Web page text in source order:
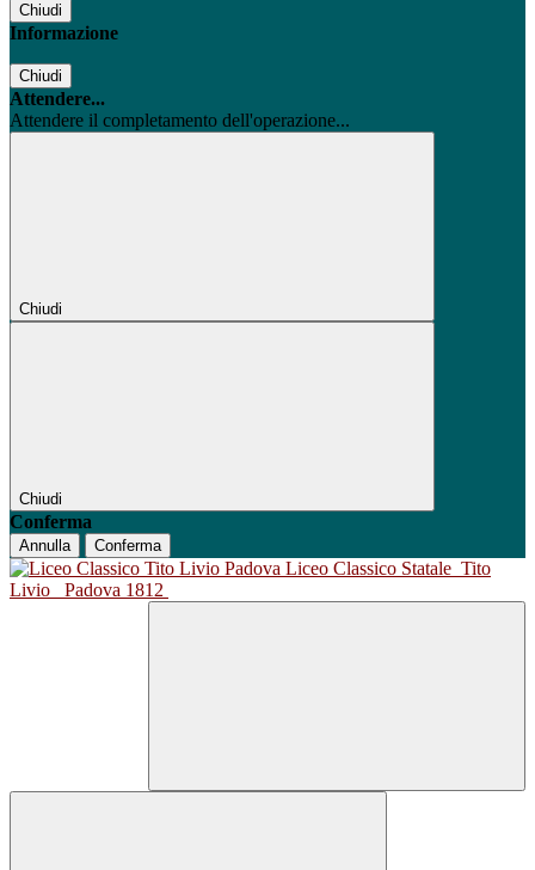
Chiudi
Informazione
Chiudi
Attendere...
Attendere il completamento dell'operazione...
Chiudi
Chiudi
Conferma
Annulla Conferma
Liceo Classico Statale Tito
Livio
Padova 1812